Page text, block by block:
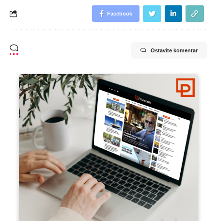
Facebook
Ostavite komentar